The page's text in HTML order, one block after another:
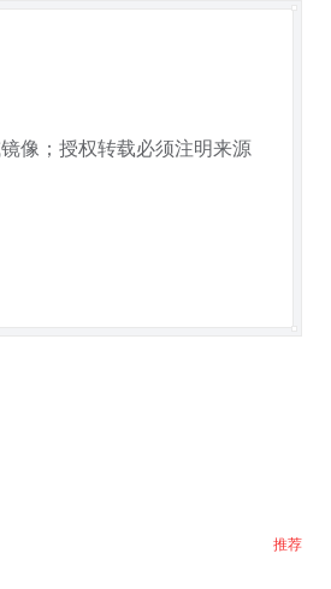
像；授权转载必须注明来源
推荐